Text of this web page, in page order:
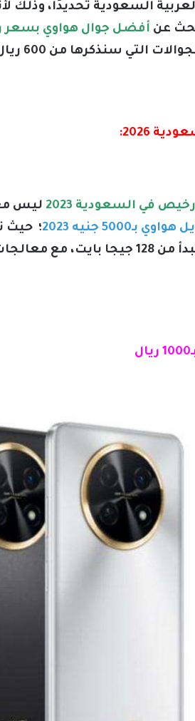
السعودية تحديدًا، وذلك
عن أفضل جوال هواوي
2026:
في السعودية 2023
ليس
جنيه 2023
جيجا بايت رامات، ومساحات تخزينية